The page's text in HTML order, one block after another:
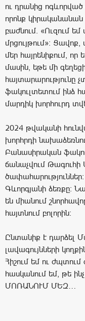
ու դրանից
որոնք կիրականանան
բաժնում. «Ուզում
մրցույթում»: Ցավոք,
մեր հայրենիքում, որ
մասին, եթե մի
հայտարարությունը
ֆակուլտետում
մարդիկ խորհուրդ
2024 թվականի
խորհրդի
Բանասիրական
ճանաչվում Թագուհի
ծափահարություններ:
Գևորգյանի ձեռքը: Նա
են միանում
հայտնում բոլորին:
Ընտանիք է դարձել
լավագույնների
Հիշում եմ ու
հասկանում եմ, թե
ՄՈՌԱՆՈՒՄ ՄԵԶ…